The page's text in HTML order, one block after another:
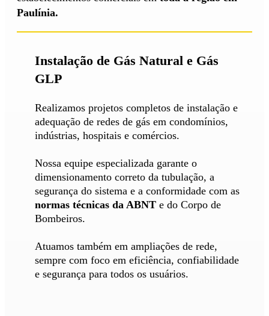
Paulínia.
Instalação de Gás Natural e Gás
GLP
Realizamos projetos completos de instalação e
adequação de redes de gás em condomínios,
indústrias, hospitais e comércios.
Nossa equipe especializada garante o
dimensionamento correto da tubulação, a
segurança do sistema e a conformidade com as
normas técnicas da ABNT e do Corpo de
Bombeiros.
Atuamos também em ampliações de rede,
sempre com foco em eficiência, confiabilidade
e segurança para todos os usuários.